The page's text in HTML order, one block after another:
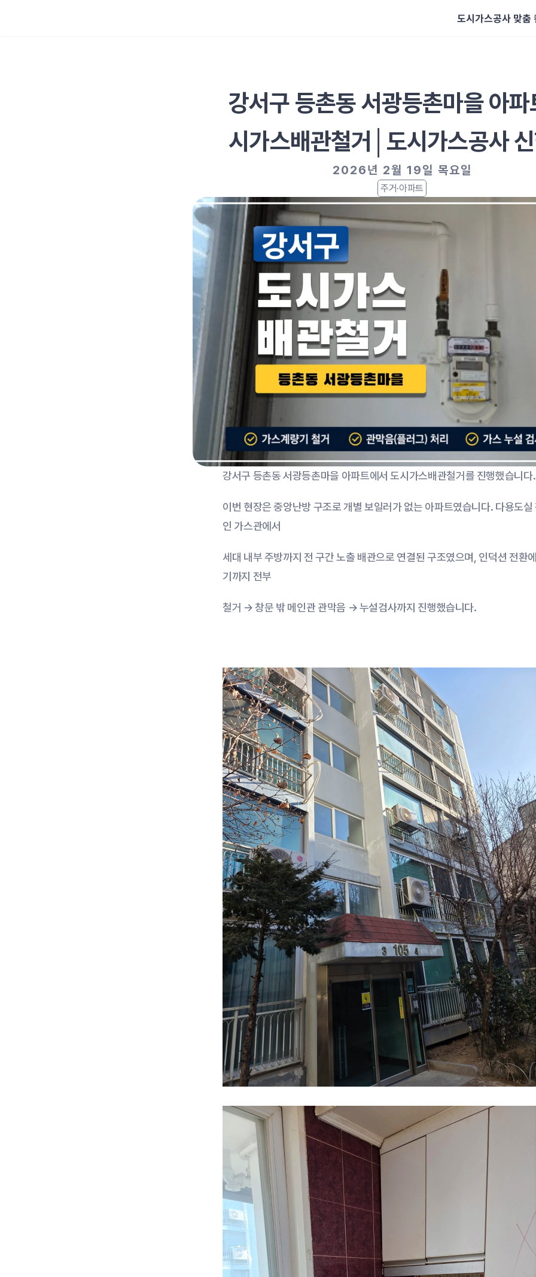
도시가스공사 맞춤
강서구 등촌동 서광등촌마을 아파
시가스배관철거│도시가스공사
2026년 2월 19일 목요일
주거·아파트
강서구 등촌동 서광등촌마을 아파트에서 도시가스배관철거를 진행했습니다.
이번 현장은 중앙난방 구조로 개별 보일러가 없는 아파트였습니다. 다용도실
인 가스관에서
세대 내부 주방까지 전 구간 노출 배관으로 연결된 구조였으며, 인덕션 전환
기까지 전부
철거 → 창문 밖 메인관 관막음 → 누설검사까지 진행했습니다.